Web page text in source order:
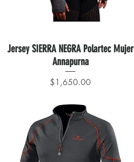
Jersey SIERRA NEGRA Polartec Mujer
Annapurna
Precio
$1,650.00